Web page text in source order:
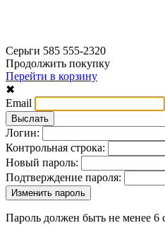
Серьги 585 555-2320
Продолжить покупку
Перейти в корзину
✖
Email
Логин:
Контрольная строка:
Новый пароль:
Подтверждение пароля:
Пароль должен быть не менее 6